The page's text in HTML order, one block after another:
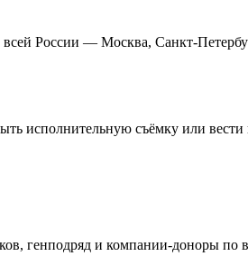
России — Москва, Санкт-
исполнительную съёмку или
генподряд и компании-доноры по